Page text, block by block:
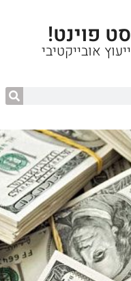
סט פוינט!
ייעוץ אובייקטיבי